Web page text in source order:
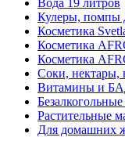
Кулеры, помпы
Косметика
Косметика
Косметика
Соки, нектары,
Витамины и
Растительные
Для домашних